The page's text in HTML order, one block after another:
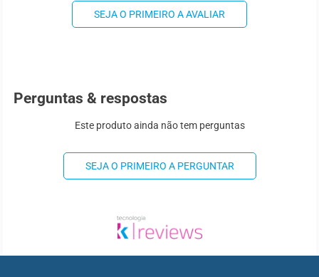
SEJA O PRIMEIRO A AVALIAR
Perguntas & respostas
Este produto ainda não tem perguntas
SEJA O PRIMEIRO A PERGUNTAR